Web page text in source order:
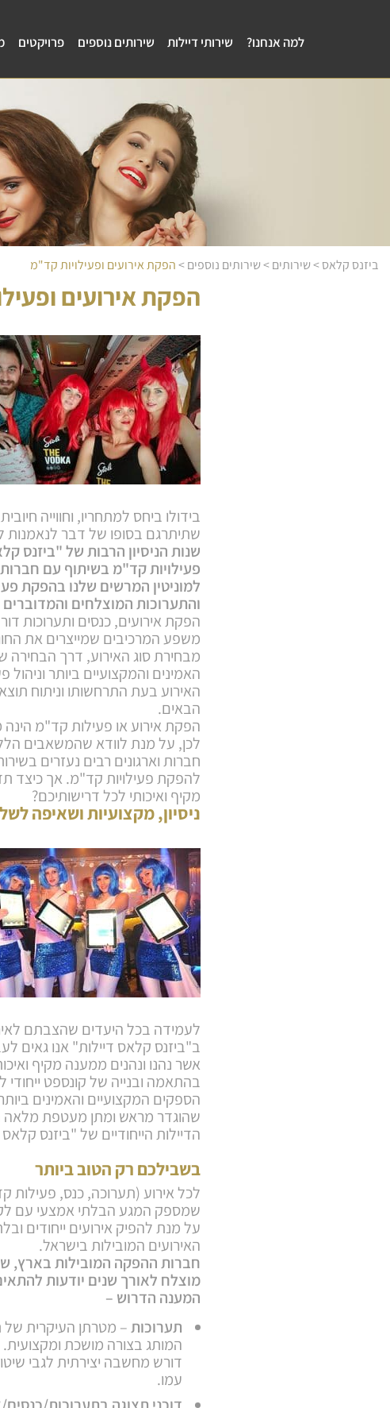
למה אנחנו? שירותי דיילות שירותים נוספים פרויקטים
ביזנס קלאס>שירותים>שירותים נוספים>הפקת אירועים ופעילויות קד"מ
הפקת אירועים
בידולו ביחס למתחריו, וחווייה
שתיתרגם בסופו של דבר לנאמנות
שנות הניסיון הרבות של "ביזנס
פעילויות קד"מ בשיתוף עם
למוניטין המרשים שלנו בהפקת
והתערוכות המוצלחים
הפקת אירועים, כנסים
משפע המרכיבים שמייצרים את
מבחירת סוג האירוע, דרך הבחירה
האמינים והמקצועיים ביותר וניהול
האירוע בעת התרחשותו וניתוח
הבאים.
הפקת אירוע או פעילות קד"מ הינה
לכן, על מנת לוודא שהמשאבים
חברות וארגונים רבים נעזרים
להפקת פעילויות קד"מ. אך
מקיף ואיכותי לכל דרישותיכם?
ניסיון, מקצועיות ושאיפה
לעמידה בכל היעדים שהצבתם
ב"ביזנס קלאס דיילות" אנו גאים
אשר נהנו ונהנים ממענה מקיף
בהתאמה ובנייה של קונספט
הספקים המקצועיים והאמינים
שהוגדר מראש ומתן מעטפת מלאה
הדיילות הייחודיים של "ביזנס קלאס
בשבילכם רק הטוב ביותר
לכל אירוע (תערוכה, כנס, פעילות
שמספק המגע הבלתי אמצעי עם
על מנת להפיק אירועים ייחודים
האירועים המובילות בישראל.
חברות ההפקה המובילות בארץ,
מוצלח לאורך שנים יודעות
המענה הדרוש –
תערוכות– מטרתן העיקרית של
המותג בצורה מושכת
דורש מחשבה יצירתית לגבי
עמו.